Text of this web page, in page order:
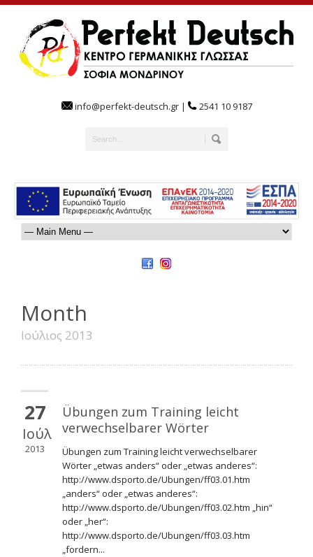
info@perfekt-deutsch.gr | 2541 10 9187
Month
Ιούλιος 2013
27
Ιούλ
2013
Übungen zum Training leicht
verwechselbarer Wörter
Übungen zum Training leicht verwechselbarer
Wörter „etwas anders“ oder „etwas anderes“:
http://www.dsporto.de/Ubungen/ff03.01.htm
„anders“ oder „etwas anderes“:
http://www.dsporto.de/Ubungen/ff03.02.htm „hin“
oder „her“:
http://www.dsporto.de/Ubungen/ff03.03.htm
„fordern...